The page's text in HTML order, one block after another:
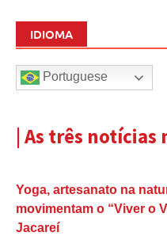
IDIOMA
Portuguese
| As três notícias
Yoga, artesanato na
movimentam o “Viver o
Jacareí